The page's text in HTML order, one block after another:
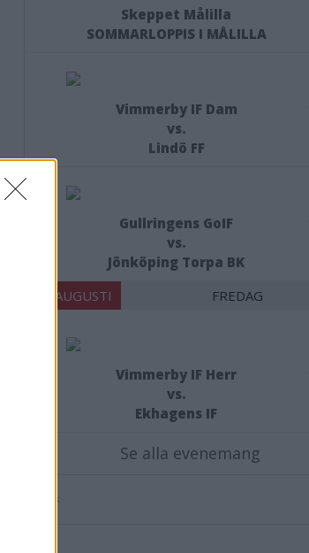
Skeppet Målilla
SOMMARLOPPIS I MÅLILLA
Vimmerby IF Dam
vs.
Lindö FF
Gullringens GoIF
vs.
Jönköping Torpa BK
21 AUGUSTI FREDAG
Vimmerby IF Herr
vs.
Ekhagens IF
Se alla evenemang
Annons: